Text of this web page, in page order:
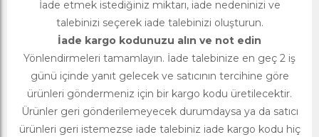
İade etmek istediğiniz miktarı, iade nedeninizi ve
talebinizi seçerek iade talebinizi oluşturun.
İade kargo kodunuzu alın ve not edin
Yönlendirmeleri tamamlayın. İade talebinize en geç 2 iş
günü içinde yanıt gelecek ve satıcının tercihine göre
ürünleri göndermeniz için bir kargo kodu üretilecektir.
Ürünler geri gönderilemeyecek durumdaysa ya da satıcı
ürünleri geri istemezse iade talebiniz iade kargo kodu hiç